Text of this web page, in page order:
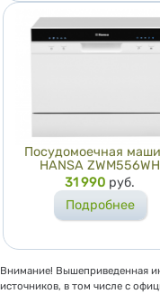
Посудомоечная
HANSA ZWM556WH
Цена
31 990 руб.
Подробнее
Внимание! Вышеприведенная
источников, в том числе с